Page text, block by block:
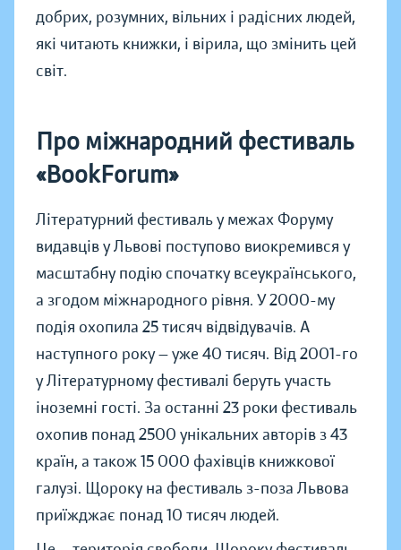
добрих, розумних, вільних і радісних людей,
які читають книжки, і вірила, що змінить цей
світ.
Про міжнародний фестиваль
«BookForum»
Літературний фестиваль у межах Форуму
видавців у Львові поступово виокремився у
масштабну подію спочатку всеукраїнського,
а згодом міжнародного рівня. У 2000-му
подія охопила 25 тисяч відвідувачів. А
наступного року — уже 40 тисяч. Від 2001-го
у Літературному фестивалі беруть участь
іноземні гості. За останні 23 роки фестиваль
охопив понад 2500 унікальних авторів з 43
країн, а також 15 000 фахівців книжкової
галузі. Щороку на фестиваль з-поза Львова
приїжджає понад 10 тисяч людей.